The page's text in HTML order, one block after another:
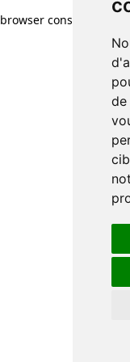
de
browser console for